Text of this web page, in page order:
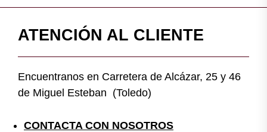
ATENCIÓN AL CLIENTE
Encuentranos en Carretera de Alcázar, 25 y 46
de Miguel Esteban (Toledo)
CONTACTA CON NOSOTROS